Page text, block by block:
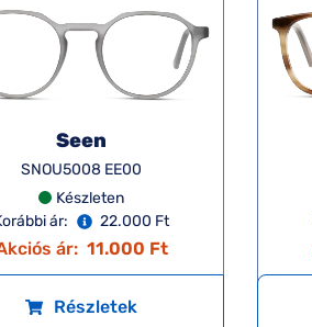
Seen
SNOU5008 EE00
Készleten
ár:
22.000 Ft
ár: 11.000 Ft
Részletek